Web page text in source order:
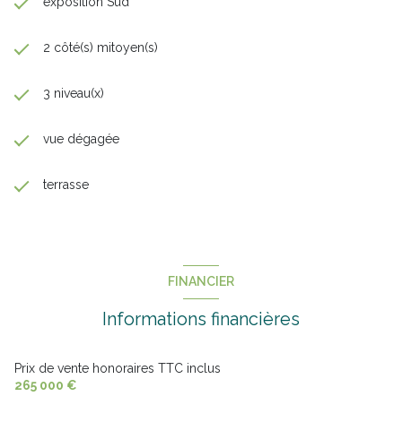
2 côté(s) mitoyen(s)
3 niveau(x)
vue dégagée
terrasse
FINANCIER
Informations financières
Prix de vente honoraires TTC inclus
265 000 €